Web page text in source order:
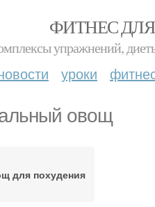
ФИТНЕС
упражнений,
уроки
овощ
для похудения